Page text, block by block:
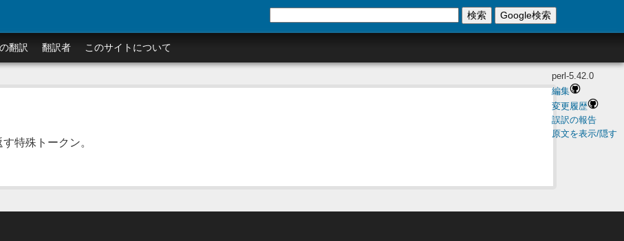
翻訳 翻訳者 このサイトについて
検索 Google検索
perl-5.42.0
編集
変更履歴
誤訳の報告
原文を表示/隠す
特殊トークン。